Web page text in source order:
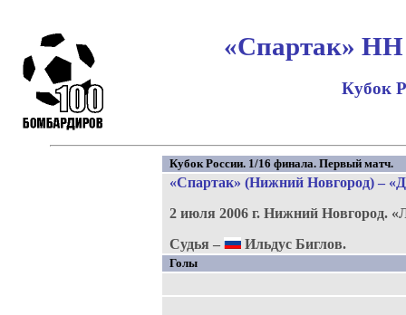
«Спартак»
Кубок
Кубок России. 1/16 финала. Первый матч.
«Спартак» (Нижний Новгород) –
2 июля 2006 г. Нижний Новгород.
Судья –
Ильдус Биглов.
Голы